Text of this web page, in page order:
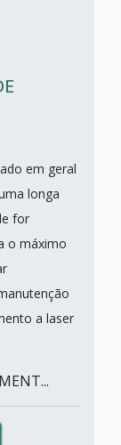
em geral
longa
for
o máximo
a laser